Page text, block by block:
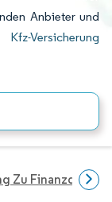
Anbieter und
Versicherung
Zu